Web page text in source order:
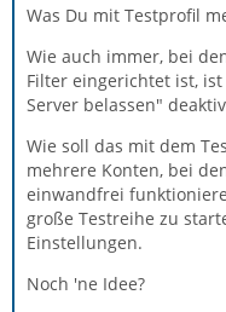
Was Du mit Testprofil
Wie auch immer, bei
Filter eingerichtet ist,
Server belassen"
Wie soll das mit dem
mehrere Konten, bei
einwandfrei
große Testreihe zu
Einstellungen.
Noch 'ne Idee?